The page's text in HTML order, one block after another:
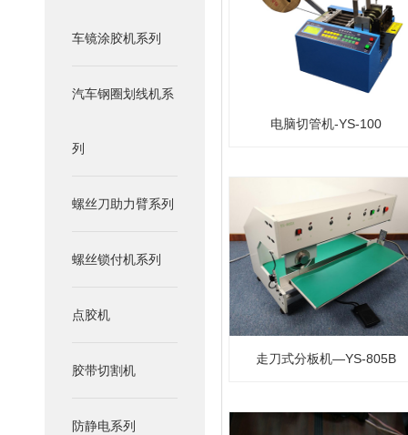
车镜涂胶机系列
汽车钢圈划线机系
列
螺丝刀助力臂系列
螺丝锁付机系列
点胶机
胶带切割机
防静电系列
电脑切管机-YS-100
走刀式分板机—YS-805B